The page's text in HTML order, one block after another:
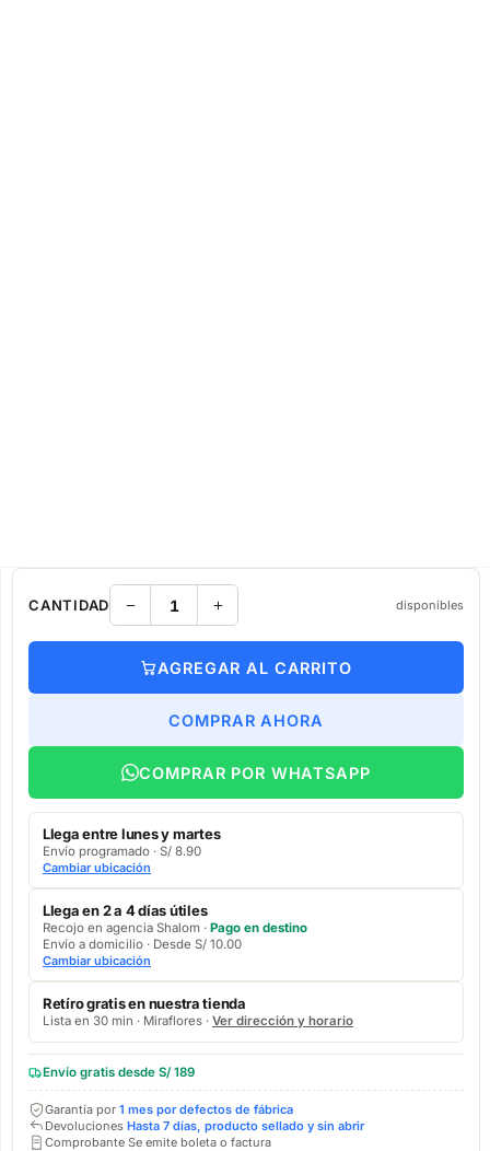
CANTIDAD disponibles
AGREGAR AL CARRITO
COMPRAR AHORA
COMPRAR POR WHATSAPP
Llega entre lunes y martes
Envío programado · S/ 8.90
Cambiar ubicación
Llega en 2 a 4 días útiles
Recojo en agencia Shalom · Pago en destino
Envío a domicilio · Desde S/ 10.00
Cambiar ubicación
Retíro gratis en nuestra tienda
Lista en 30 min · Miraflores · Ver dirección y horario
Envío gratis desde S/ 189
Garantía por 1 mes por defectos de fábrica
Devoluciones Hasta 7 días, producto sellado y sin abrir
Comprobante Se emite boleta o factura